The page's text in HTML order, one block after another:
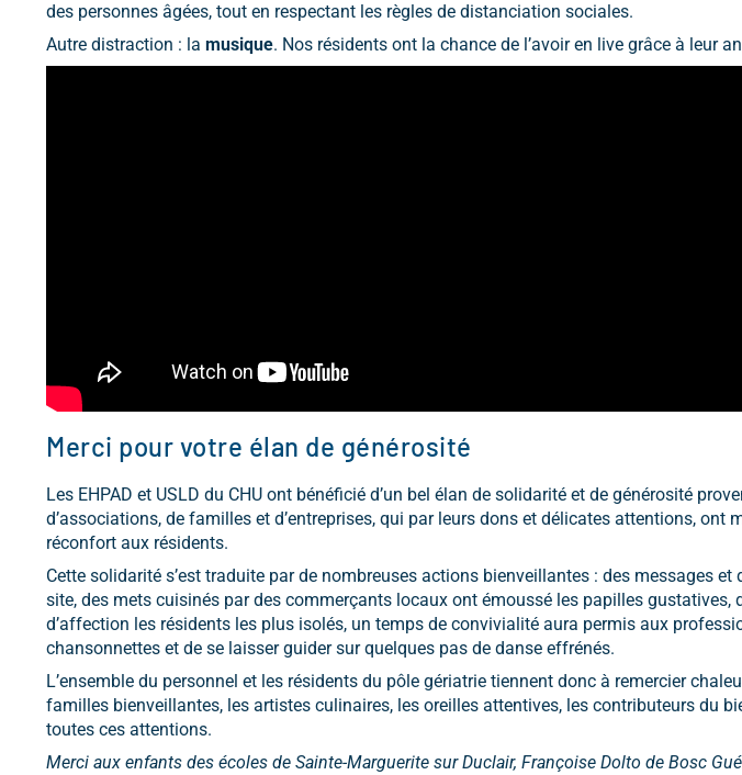
des personnes âgées, tout en respectant les règles de distanciation sociales.
Autre distraction : la musique. Nos résidents ont la chance de l’avoir en live grâce à leur
Merci pour votre élan de générosité
Les EHPAD et USLD du CHU ont bénéficié d’un bel élan de solidarité et de générosité
d’associations, de familles et d’entreprises, qui par leurs dons et délicates attentions, ont
réconfort aux résidents.
Cette solidarité s’est traduite par de nombreuses actions bienveillantes : des messages
site, des mets cuisinés par des commerçants locaux ont émoussé les papilles gustatives,
d’affection les résidents les plus isolés, un temps de convivialité aura permis aux
chansonnettes et de se laisser guider sur quelques pas de danse effrénés.
L’ensemble du personnel et les résidents du pôle gériatrie tiennent donc à remercier
familles bienveillantes, les artistes culinaires, les oreilles attentives, les contributeurs du
toutes ces attentions.
Merci aux enfants des écoles de Sainte-Marguerite sur Duclair, Françoise Dolto de Bosc